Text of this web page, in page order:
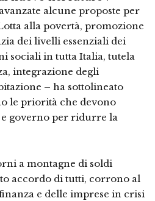
alcune proposte per
alla povertà, promozione
dei livelli essenziali dei
sociali in tutta Italia, tutela
integrazione degli
– ha sottolineato
le priorità che devono
governo per ridurre la
a montagne di soldi
accordo di tutti, corrono al
e delle imprese in crisi